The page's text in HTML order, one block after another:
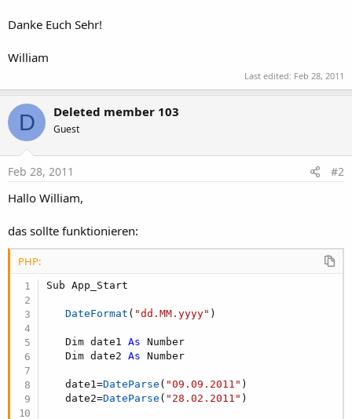
Danke Euch Sehr!
William
Last edited: Feb 28, 2011
D Deleted member 103
Guest
Feb 28, 2011 #2
Hallo William,
das sollte funktionieren:
PHP:
Sub App_Start
DateFormat ( "dd.MM.yyyy" )
   Dim date1
As Number
   Dim date2
As Number
   date1
=DateParse ( "09.09.2011" )
   date2
=DateParse ( "28.02.2011" )